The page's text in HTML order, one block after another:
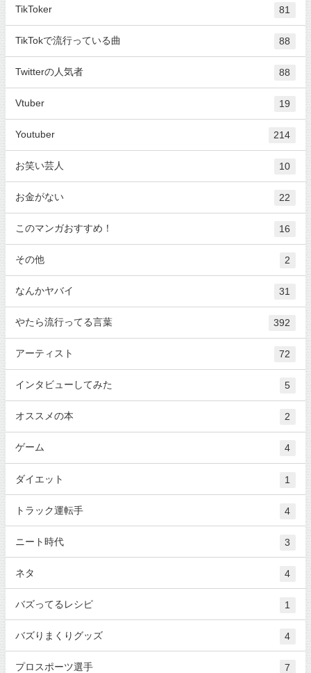
TikToker 81
TikTokで流行っている曲 88
Twitterの人気者 88
Vtuber 19
Youtuber 214
お笑い芸人 10
お金がない 22
このマンガおすすめ！ 16
その他 2
なんかヤバイ 31
やたら流行ってる言葉 392
アーティスト 72
インタビューしてみた 5
オススメの本 2
ゲーム 4
ダイエット 1
トラック運転手 4
ニート時代 3
ネタ 4
バズってるレシピ 1
バズりまくりグッズ 4
プロスポーツ選手 7